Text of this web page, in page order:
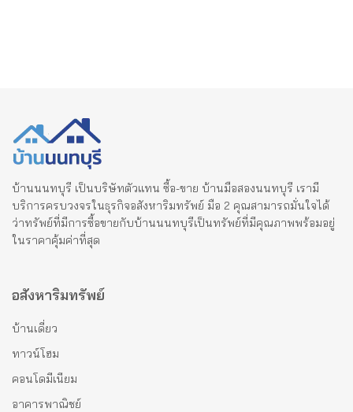
บ้านนนทบุรี เป็นบริษัทตัวแทน ซื้อ-ขาย บ้านมือสองนนทบุรี เรามี
บริการครบวงจรในธุรกิจอสังหาริมทรัพย์ มือ 2 คุณสามารถมั่นใจได้
ว่าทรัพย์ที่มีการซื้อขายกับบ้านนนทบุรีเป็นทรัพย์ที่มีคุณภาพพร้อมอยู่
ในราคาคุ้มค่าที่สุด
อสังหาริมทรัพย์
บ้านเดี่ยว
ทาวน์โฮม
คอนโดมีเนียม
อาคารพาณิชย์